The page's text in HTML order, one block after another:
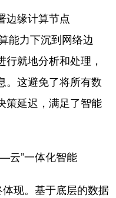
缘计算节点
能力下沉到网络边
就地分析和处理，
。这避免了将所有数
策延迟，满足了智能
”一体化智能
现。基于底层的数据